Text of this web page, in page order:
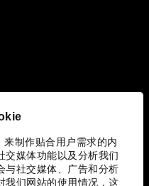
制作贴合用户需求的内
交媒体功能以及分析我们
与社交媒体、广告和分析
我们网站的使用情况，这